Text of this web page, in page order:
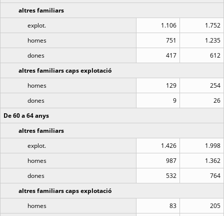
altres familiars
explot.
1.106
1.752
homes
751
1.235
dones
417
612
altres familiars caps explotació
homes
129
254
dones
9
26
De 60 a 64 anys
altres familiars
explot.
1.426
1.998
homes
987
1.362
dones
532
764
altres familiars caps explotació
homes
83
205